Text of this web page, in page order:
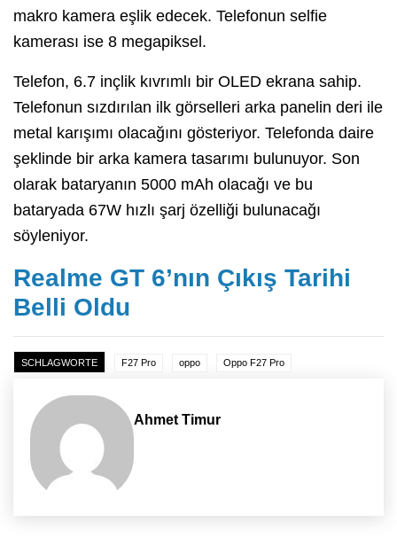
makro kamera eşlik edecek. Telefonun selfie
kamerası ise 8 megapiksel.
Telefon, 6.7 inçlik kıvrımlı bir OLED ekrana sahip.
Telefonun sızdırılan ilk görselleri arka panelin deri ile
metal karışımı olacağını gösteriyor. Telefonda daire
şeklinde bir arka kamera tasarımı bulunuyor. Son
olarak bataryanın 5000 mAh olacağı ve bu
bataryada 67W hızlı şarj özelliği bulunacağı
söyleniyor.
Realme GT 6’nın Çıkış Tarihi
Belli Oldu
SCHLAGWORTE F27 Pro oppo Oppo F27 Pro
Ahmet Timur